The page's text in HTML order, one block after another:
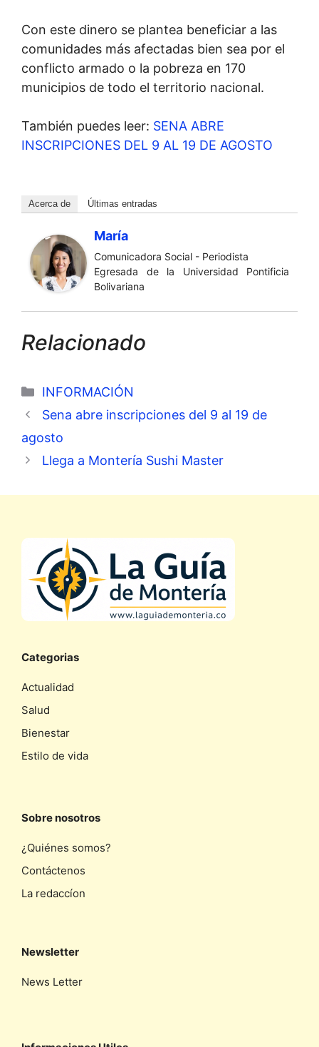
Con este dinero se plantea beneficiar a las
comunidades más afectadas bien sea por el
conflicto armado o la pobreza en 170
municipios de todo el territorio nacional.
También puedes leer: SENA ABRE
INSCRIPCIONES DEL 9 AL 19 DE AGOSTO
Acerca de Últimas entradas
María
Comunicadora Social - Periodista
Egresada de la Universidad Pontificia
Bolivariana
Relacionado
Categorías
INFORMACIÓN
Sena abre inscripciones del 9 al 19 de
agosto
Llega a Montería Sushi Master
Categorias
Actualidad
Salud
Bienestar
Estilo de vida
Sobre nosotros
¿Quiénes somos?
Contáctenos
La redaccíon
Newsletter
News Letter